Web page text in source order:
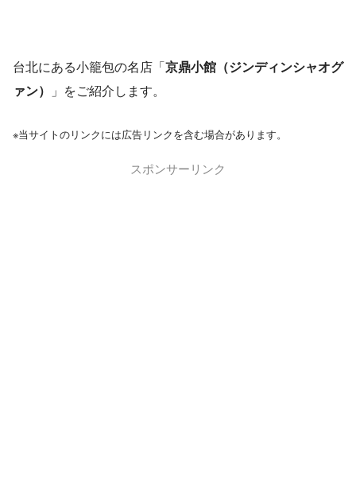
台北にある小籠包の名店「京鼎小館（ジンディンシャオグ
ァン）
」をご紹介します。
※当サイトのリンクには広告リンクを含む場合があります。
スポンサーリンク